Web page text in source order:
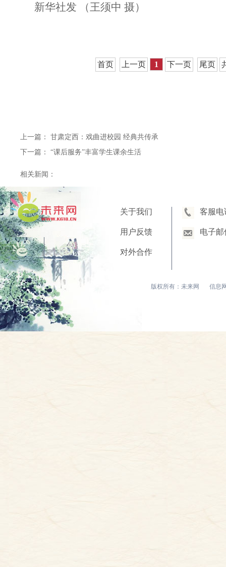
新华社发 （王须中 摄）
首页 上一页 1 下一页 尾页
上一篇： 甘肃定西：戏曲进校园 经典共传承
下一篇： “课后服务”丰富学生课余生活
相关新闻：
关于我们
用户反馈
对外合作
客服电
电子邮
版权所有：未来网 信息